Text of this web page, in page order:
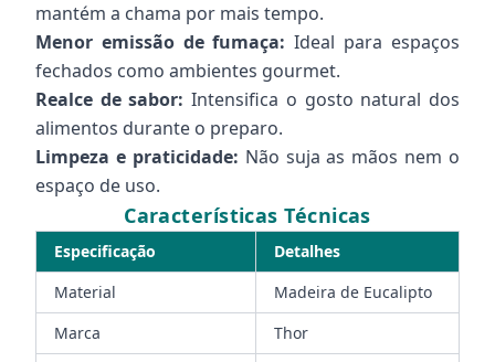
mantém a chama por mais tempo.
Menor emissão de fumaça: Ideal para espaços
fechados como ambientes gourmet.
Realce de sabor: Intensifica o gosto natural dos
alimentos durante o preparo.
Limpeza e praticidade: Não suja as mãos nem o
espaço de uso.
Características Técnicas
Especificação
Detalhes
Material
Madeira de Eucalipto
Marca
Thor